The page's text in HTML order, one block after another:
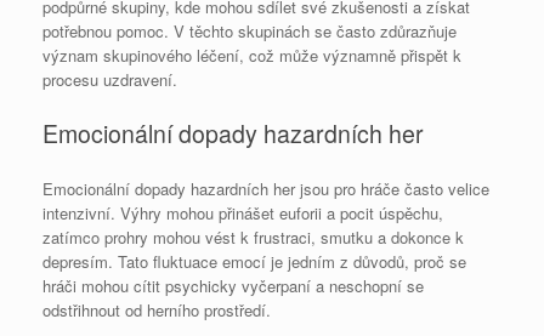
podpůrné skupiny, kde mohou sdílet své zkušenosti a získat
potřebnou pomoc. V těchto skupinách se často zdůrazňuje
význam skupinového léčení, což může významně přispět k
procesu uzdravení.
Emocionální dopady hazardních her
Emocionální dopady hazardních her jsou pro hráče často velice
intenzivní. Výhry mohou přinášet euforii a pocit úspěchu,
zatímco prohry mohou vést k frustraci, smutku a dokonce k
depresím. Tato fluktuace emocí je jedním z důvodů, proč se
hráči mohou cítit psychicky vyčerpaní a neschopní se
odstřihnout od herního prostředí.